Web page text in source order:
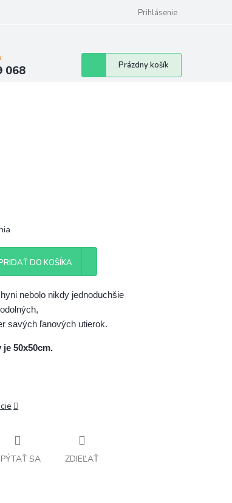
Prihlásenie
068
Nákupný
košík
Prázdny košík
DO KOŠÍKA
nebolo nikdy jednoduchšie
savých ľanových utierok.
50x50cm.
SA ZDIEĽAŤ